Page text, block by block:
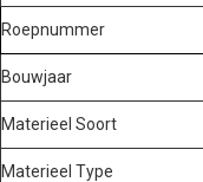
Roepnummer
Bouwjaar
Materieel Soort
Materieel Type